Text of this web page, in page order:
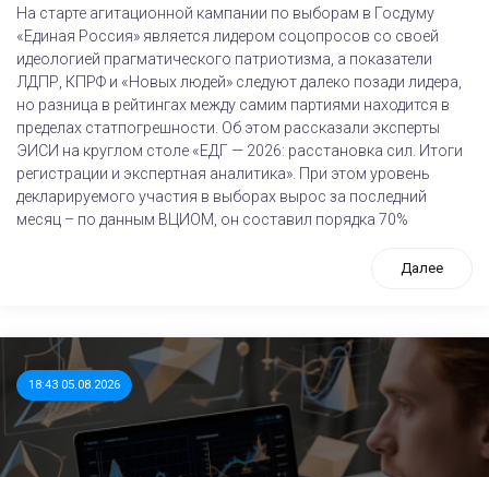
На старте агитационной кампании по выборам в Госдуму
«Единая Россия» является лидером соцопросов со своей
идеологией прагматического патриотизма, а показатели
ЛДПР, КПРФ и «Новых людей» следуют далеко позади лидера,
но разница в рейтингах между самим партиями находится в
пределах статпогрешности. Об этом рассказали эксперты
ЭИСИ на круглом столе «ЕДГ — 2026: расстановка сил. Итоги
регистрации и экспертная аналитика». При этом уровень
декларируемого участия в выборах вырос за последний
месяц – по данным ВЦИОМ, он составил порядка 70%
Далее
18:43 05.08.2026